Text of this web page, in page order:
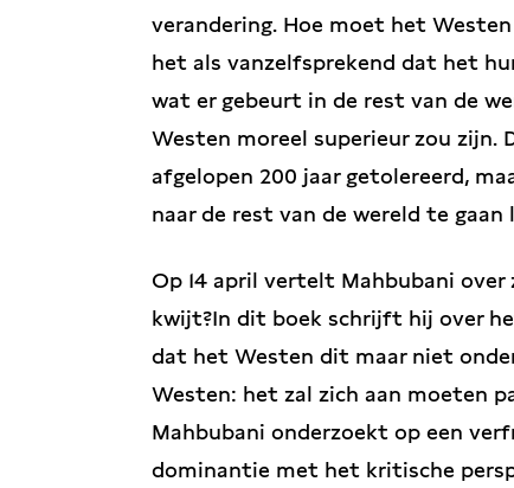
verandering. Hoe moet het
het als vanzelfsprekend dat het
wat er gebeurt in de rest van de
Westen moreel superieur zou zijn.
afgelopen 200 jaar getolereerd,
naar de rest van de wereld te gaan
Op 14 april vertelt Mahbubani
kwijt?In dit boek schrijft hij over
dat het Westen dit maar niet
Westen: het zal zich aan moeten
Mahbubani onderzoekt op een
dominantie met het kritische